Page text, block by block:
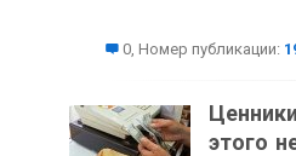
0, Номер публикации:
этого